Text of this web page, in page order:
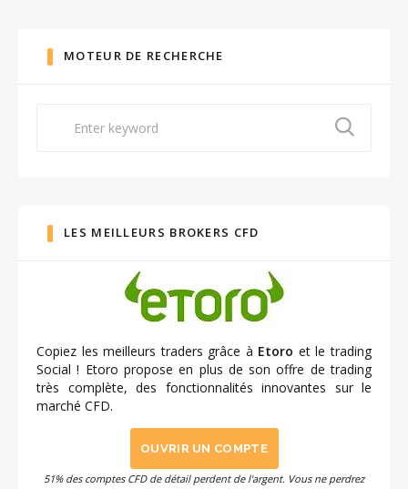
MOTEUR DE RECHERCHE
LES MEILLEURS BROKERS CFD
Copiez les meilleurs traders grâce à Etoro et le trading
Social ! Etoro propose en plus de son offre de trading
très complète, des fonctionnalités innovantes sur le
marché CFD.
OUVRIR UN COMPTE
51% des comptes CFD de détail perdent de l'argent. Vous ne perdrez